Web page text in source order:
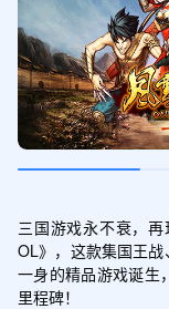
三国游戏永不衰，
OL》，这款集国王
一身的精品游戏诞生
里程碑！